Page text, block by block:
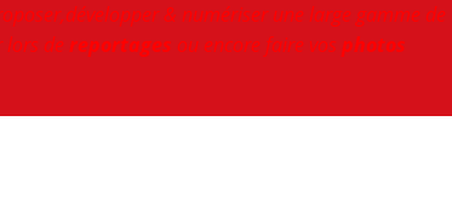
& numériser une large gamme de
lors de reportages ou encore faire vos photos